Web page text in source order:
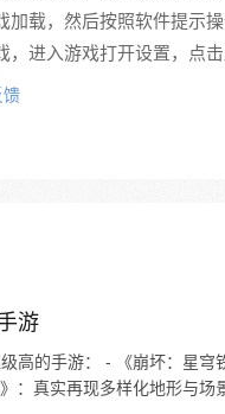
加载，然后按照软件提示
，进入游戏打开设置，点
馈
游
高的手游： - 《崩坏：星
：真实再现多样化地形与